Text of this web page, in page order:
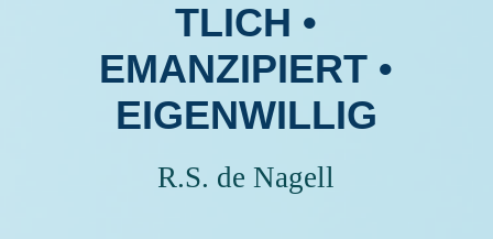
TLICH •
EMANZIPIERT •
EIGENWILLIG
R.S. de Nagell